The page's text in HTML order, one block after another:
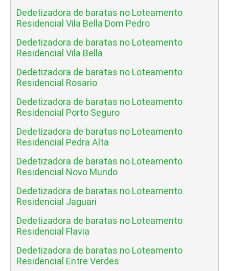
Dedetizadora de baratas no Loteamento
Residencial Vila Bella Dom Pedro
Dedetizadora de baratas no Loteamento
Residencial Vila Bella
Dedetizadora de baratas no Loteamento
Residencial Rosario
Dedetizadora de baratas no Loteamento
Residencial Porto Seguro
Dedetizadora de baratas no Loteamento
Residencial Pedra Alta
Dedetizadora de baratas no Loteamento
Residencial Novo Mundo
Dedetizadora de baratas no Loteamento
Residencial Jaguari
Dedetizadora de baratas no Loteamento
Residencial Flavia
Dedetizadora de baratas no Loteamento
Residencial Entre Verdes